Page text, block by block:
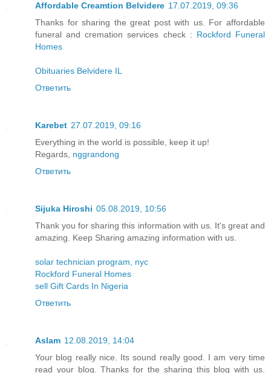
Affordable Creamtion Belvidere 17.07.2019, 09:36
Thanks for sharing the great post with us. For affordable
funeral and cremation services check : Rockford Funeral
Homes
Obituaries Belvidere IL
Ответить
Karebet 27.07.2019, 09:16
Everything in the world is possible, keep it up!
Regards, nggrandong
Ответить
Sijuka Hiroshi 05.08.2019, 10:56
Thank you for sharing this information with us. It's great and
amazing. Keep Sharing amazing information with us.
solar technician program, nyc
Rockford Funeral Homes
sell Gift Cards In Nigeria
Ответить
Aslam 12.08.2019, 14:04
Your blog really nice. Its sound really good. I am very time
read your blog. Thanks for the sharing this blog with us.